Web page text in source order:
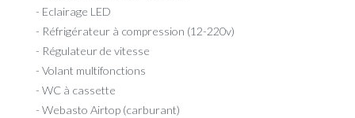
- Eclairage LED
- Réfrigérateur à compression (12-220v)
- Régulateur de vitesse
- Volant multifonctions
- WC à cassette
- Webasto Airtop (carburant)